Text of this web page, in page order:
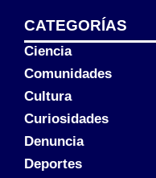
CATEGORÍAS
Ciencia
Comunidades
Cultura
Curiosidades
Denuncia
Deportes